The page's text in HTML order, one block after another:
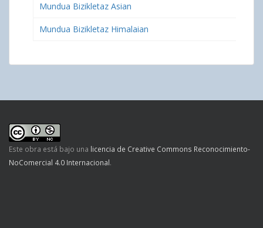
Mundua Bizikletaz Asian
Mundua Bizikletaz Himalaian
Este obra está bajo una licencia de Creative Commons Reconocimiento-
NoComercial 4.0 Internacional.